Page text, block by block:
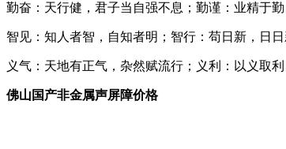
勤奋：天行健，君子当自强不息；勤谨：业精于
智见：知人者智，自知者明；智行：苟日新，日
义气：天地有正气，杂然赋流行；义利：以义取
佛山国产非金属声屏障价格